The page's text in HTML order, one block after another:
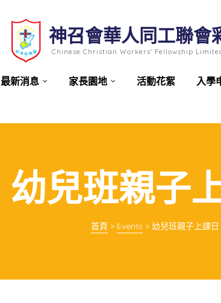
Chinese Christian Workers' Fellowship
神召會華人同工聯會
最新消息 家長園地 活動花絮 入學
幼兒班親子
首頁 > Events > 幼兒班親子上課日